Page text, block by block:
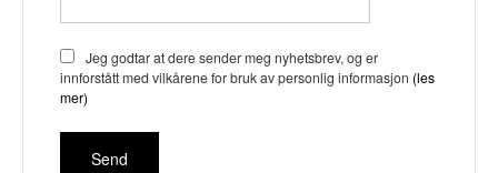
bruker cookies hovedsaklig til å
lagre innloggingsdetaljer og huske
hva du har puttet i handlekurven
din. Fortsett å bruke siden som
mer
Jeg godtar at dere sender meg nyhetsbrev, og er
innforstått med vilkårene for bruk av personlig informasjon (les
mer)